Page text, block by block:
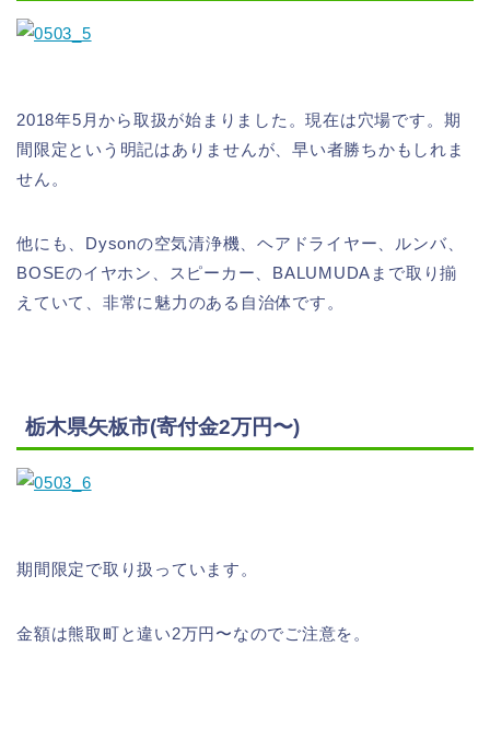
2018年5月から取扱が始まりました。現在は穴場です。期
間限定という明記はありませんが、早い者勝ちかもしれま
せん。
他にも、Dysonの空気清浄機、ヘアドライヤー、ルンバ、
BOSEのイヤホン、スピーカー、BALUMUDAまで取り揃
えていて、非常に魅力のある自治体です。
栃木県矢板市(寄付金2万円〜)
期間限定で取り扱っています。
金額は熊取町と違い2万円〜なのでご注意を。